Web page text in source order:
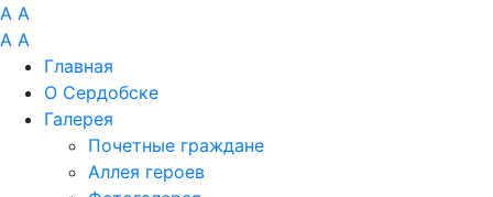
A A
A A
Главная
О Сердобске
Галерея
Почетные граждане
Аллея героев